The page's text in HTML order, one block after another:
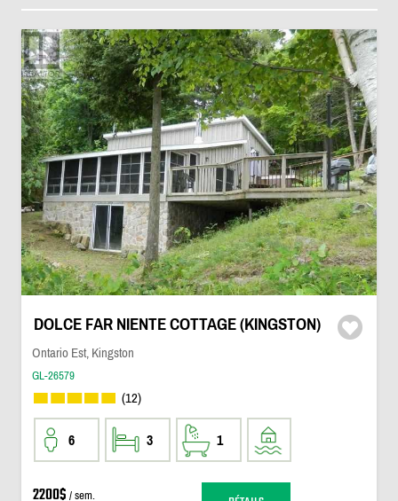
DOLCE FAR NIENTE COTTAGE (KINGSTON)
Ontario Est, Kingston
GL-26579
(12)
6 3 1
2200$ / sem.